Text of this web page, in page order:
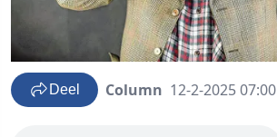
Deel Column 12-2-2025 07:00